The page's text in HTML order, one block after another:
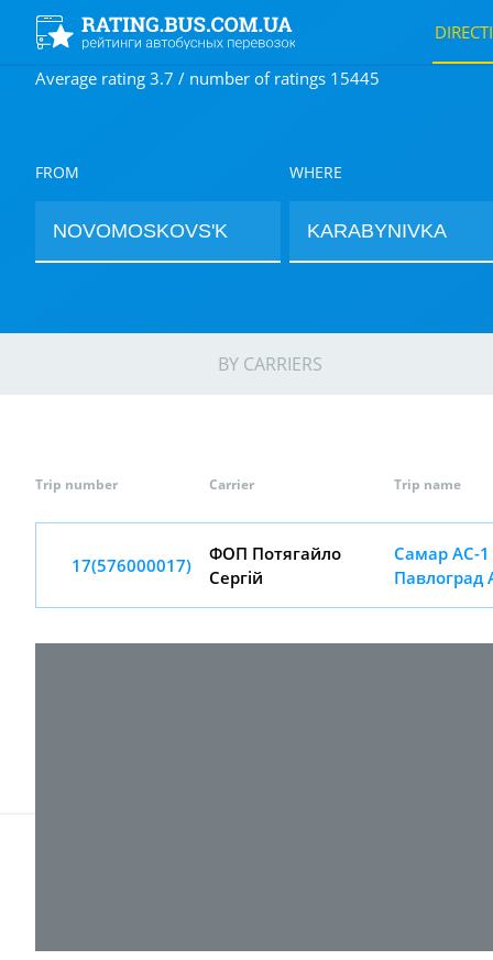
Average rating 3.7 / number of ratings 15445
FROM WHERE
BY CARRIERS
Trip number Carrier Trip name
17(576000017)
ФОП Потягайло
Сергiй
Самар АС-1
Павлоград